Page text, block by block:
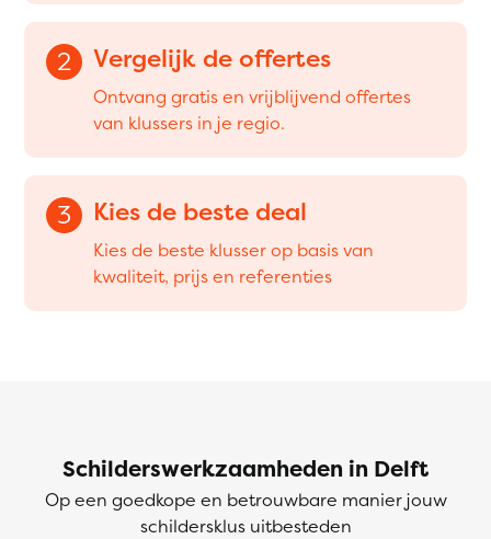
2 Vergelijk de offertes
Ontvang gratis en vrijblijvend offertes
van klussers in je regio.
3 Kies de beste deal
Kies de beste klusser op basis van
kwaliteit, prijs en referenties
Schilderswerkzaamheden in Delft
Op een goedkope en betrouwbare manier jouw
schildersklus uitbesteden